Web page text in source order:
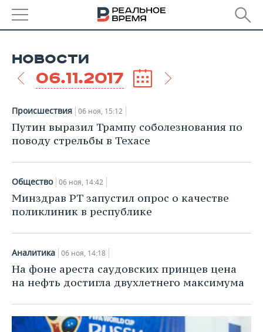
УДМУРТИЯ
НОВОСТИ
НОВОСТИ АНАЛИТИКИ
ДЕКЛАРАЦИИ О ДОХОДАХ
КОРОЛИ ГОСЗАКАЗА ПФО
ВУЗЫ ТАТАРСТАНА
КОМУ ПРИНАДЛЕЖАТ
ТАТАРСТАНА
ЭКОНОМИКА
НОВОСТИ ЭКОНОМИКИ
ФИНАНСЫ
БАНКИ
БЮДЖЕТ
ИНВЕСТИЦИИ
НОВОСТИ
ПРОМЫШЛЕННОСТИ
АГРОПРОМ
НЕФТЕХИМИЯ
НЕДВИЖИМОСТЬ
НОВОСТИ НЕДВИЖИМОСТИ
АВТО
НОВОСТИ АВТО
БИЗНЕС
НОВОСТИ БИЗНЕСА
РОЗНИЧНАЯ ТОРГОВЛЯ
ТЕХНОЛОГИИ
НОВОСТИ ТЕХНОЛОГИЙ
МЕРОПРИЯТИЯ
НОВОСТИ
06.11.2017
Происшествия 06 ноя, 15:12
Путин выразил Трампу соболезнования по
поводу стрельбы в Техасе
Общество 06 ноя, 14:42
Минздрав РТ запустил опрос о качестве
поликлиник в республике
Аналитика 06 ноя, 14:18
На фоне ареста саудовских принцев цена
на нефть достигла двухлетнего максимума